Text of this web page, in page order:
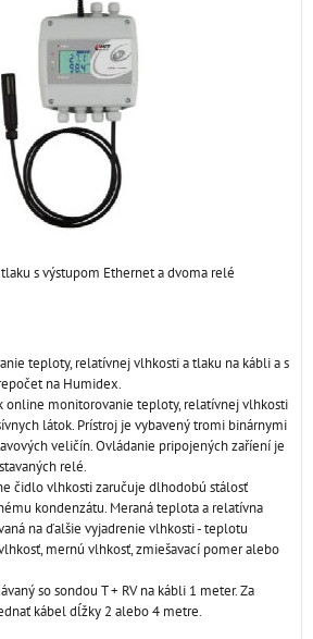
s výstupom Ethernet a dvoma relé
teploty, relatívnej vlhkosti a tlaku na kábli a s
na Humidex.
online monitorovanie teploty, relatívnej vlhkosti
látok. Prístroj je vybavený tromi binárnymi
veličín. Ovládanie pripojených zaříení je
relé.
čidlo vlhkosti zaručuje dlhodobú stálosť
kondenzátu. Meraná teplota a relatívna
na ďalšie vyjadrenie vlhkosti - teplotu
mernú vlhkosť, zmiešavací pomer alebo
so sondou T + RV na kábli 1 meter. Za
kábel dĺžky 2 alebo 4 metre.